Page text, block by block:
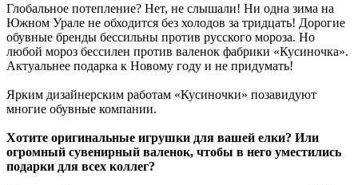
Глобальное потепление? Нет, не слышали! Ни одна зима на
Южном Урале не обходится без холодов за тридцать! Дорогие
обувные бренды бессильны против русского мороза. Но
любой мороз бессилен против валенок фабрики «Кусиночка».
Актуальнее подарка к Новому году и не придумать!
Ярким дизайнерским работам «Кусиночки» позавидуют
многие обувные компании.
Хотите оригинальные игрушки для вашей елки? Или
огромный сувенирный валенок, чтобы в него уместились
подарки для всех коллег?